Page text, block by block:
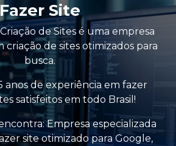
Fazer Site
de Sites é uma empresa
criação de sites otimizados para
busca.
anos de experiência em fazer
satisfeitos em todo Brasil!
Empresa especializada
site otimizado para Google,